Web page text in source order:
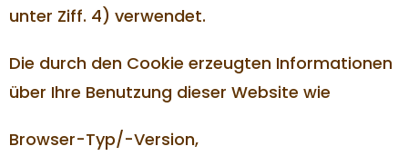
unter Ziff. 4) verwendet.
Die durch den Cookie erzeugten Informationen
über Ihre Benutzung dieser Website wie
Browser-Typ/-Version,